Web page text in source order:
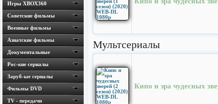
Игры ХВОХ360
Cоветские фильмы
Военные фильмы
Азиатские фильмы
Документальные
Рос-кие сериалы
Заруб-ые сериалы
Фильмы DVD
TV - передачи
Мультсериалы
Кипо и эра чудесных